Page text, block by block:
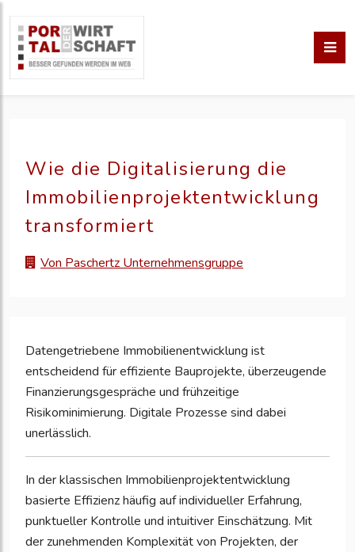
Wie die Digitalisierung die
Immobilienprojektentwicklung
transformiert
Von Paschertz Unternehmensgruppe
Datengetriebene Immobilienentwicklung ist
entscheidend für effiziente Bauprojekte, überzeugende
Finanzierungsgespräche und frühzeitige
Risikominimierung. Digitale Prozesse sind dabei
unerlässlich.
In der klassischen Immobilienprojektentwicklung
basierte Effizienz häufig auf individueller Erfahrung,
punktueller Kontrolle und intuitiver Einschätzung. Mit
der zunehmenden Komplexität von Projekten, der